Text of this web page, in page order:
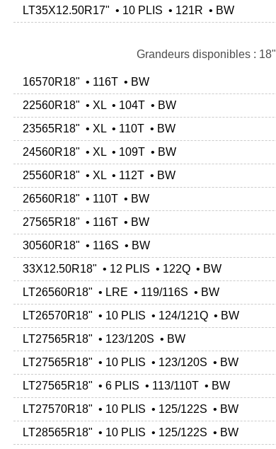
LT35X12.50R17" • 10 PLIS • 121R • BW
Grandeurs disponibles : 18"
16570R18" • 116T • BW
22560R18" • XL • 104T • BW
23565R18" • XL • 110T • BW
24560R18" • XL • 109T • BW
25560R18" • XL • 112T • BW
26560R18" • 110T • BW
27565R18" • 116T • BW
30560R18" • 116S • BW
33X12.50R18" • 12 PLIS • 122Q • BW
LT26560R18" • LRE • 119/116S • BW
LT26570R18" • 10 PLIS • 124/121Q • BW
LT27565R18" • 123/120S • BW
LT27565R18" • 10 PLIS • 123/120S • BW
LT27565R18" • 6 PLIS • 113/110T • BW
LT27570R18" • 10 PLIS • 125/122S • BW
LT28565R18" • 10 PLIS • 125/122S • BW